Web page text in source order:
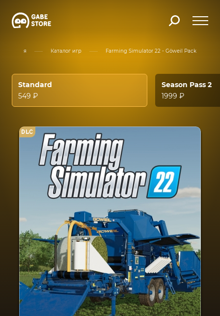
Главная Каталог игр Farming Simulator 22 - Göweil Pack
Standard
549 ₽
Season Pass 2
1999 ₽
DLC